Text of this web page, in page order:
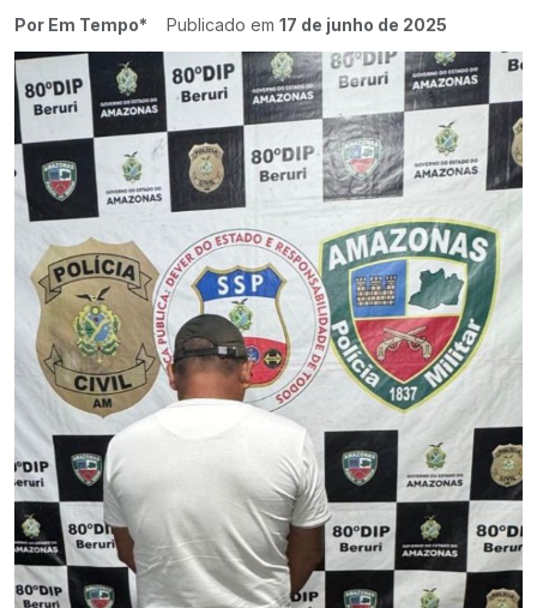
Por Em Tempo* Publicado em 17 de junho de 2025